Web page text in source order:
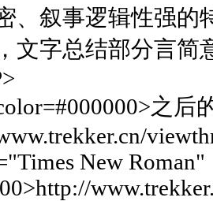
、叙事逻辑性强的
文字总结部分言简
之后
New Roman"